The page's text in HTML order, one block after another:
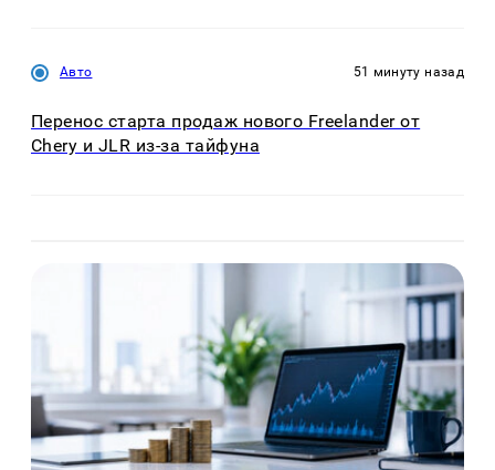
Авто 51 минуту назад
Перенос старта продаж нового Freelander от
Chery и JLR из-за тайфуна